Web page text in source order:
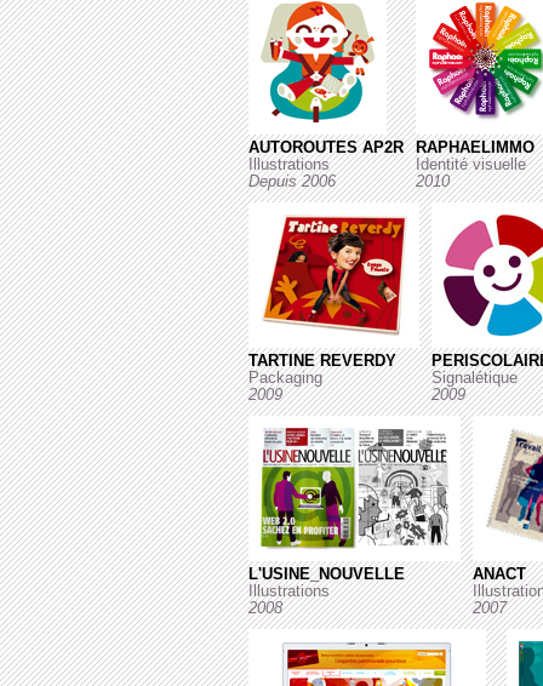
AUTOROUTES AP2R
Illustrations
Depuis 2006
RAPHAELIMMO
Identité visuelle
2010
TARTINE REVERDY
Packaging
2009
Signalétique
2009
L'USINE_NOUVELLE
Illustrations
2008
ANACT
2007